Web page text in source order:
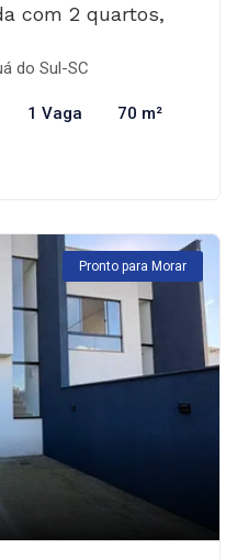
com 2 quartos,
do Sul-SC
1 Vaga 70 m²
Pronto para Morar